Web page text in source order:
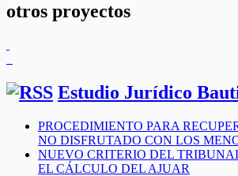
otros proyectos
Estudio Jurídico
PROCEDIMIENTO PARA
NO DISFRUTADO CON LOS
NUEVO CRITERIO DEL
EL CÁLCULO DEL AJUAR